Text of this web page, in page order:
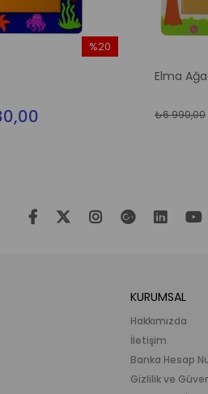
%20
Elma
₺6.990,00
KURUMSAL
Hakkımızda
İletişim
Banka Hesap
Gizlilik ve